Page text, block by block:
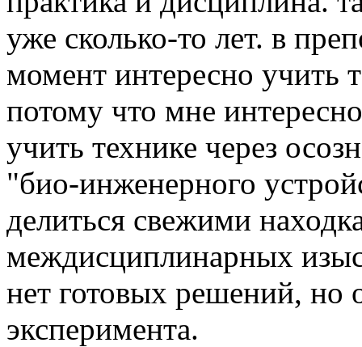
уже сколько-то лет. в
момент интересно учить
потому что мне
учить технике через
"био-инженерного
делиться свежими
междисциплинарных
нет готовых решений, но
эксперимента.